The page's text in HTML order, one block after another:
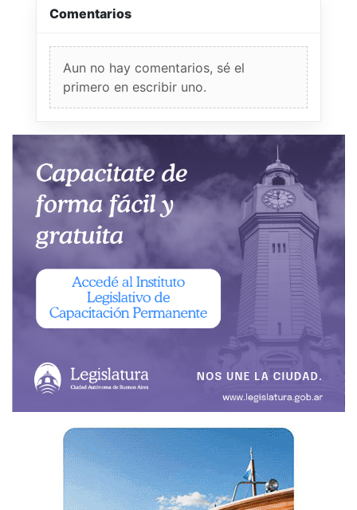
Comentarios
Aun no hay comentarios, sé el
primero en escribir uno.